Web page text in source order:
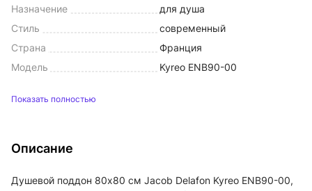
Назначение
для душа
Стиль
современный
Страна
Франция
Модель
Kyreo ENB90-00
Показать полностью
Описание
Душевой поддон 80х80 см Jacob Delafon Kyreo ENB90-00,